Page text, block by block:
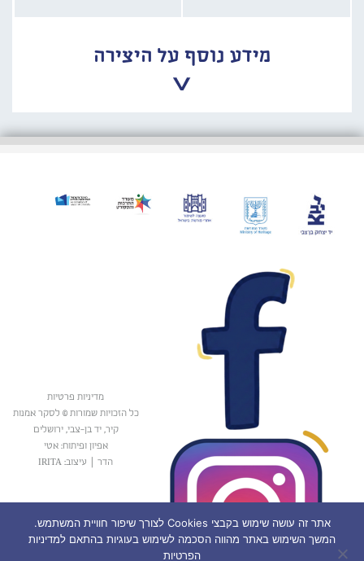
מידע נוסף על היצירה
מדיניות פרטיות
כל הזכויות שמורות © לסקר אמנות
קיר, יד בן-צבי, ירושלים
אפיון ופיתוח: אטי
הדר
עיצוב: IRITA
אתר זה עושה שימוש בקבצי Cookies לצורך שיפור חוויית המשתמש.
המשך השימוש באתר מהווה הסכמה לשימוש בעוגיות בהתאם למדיניות
הפרטיות